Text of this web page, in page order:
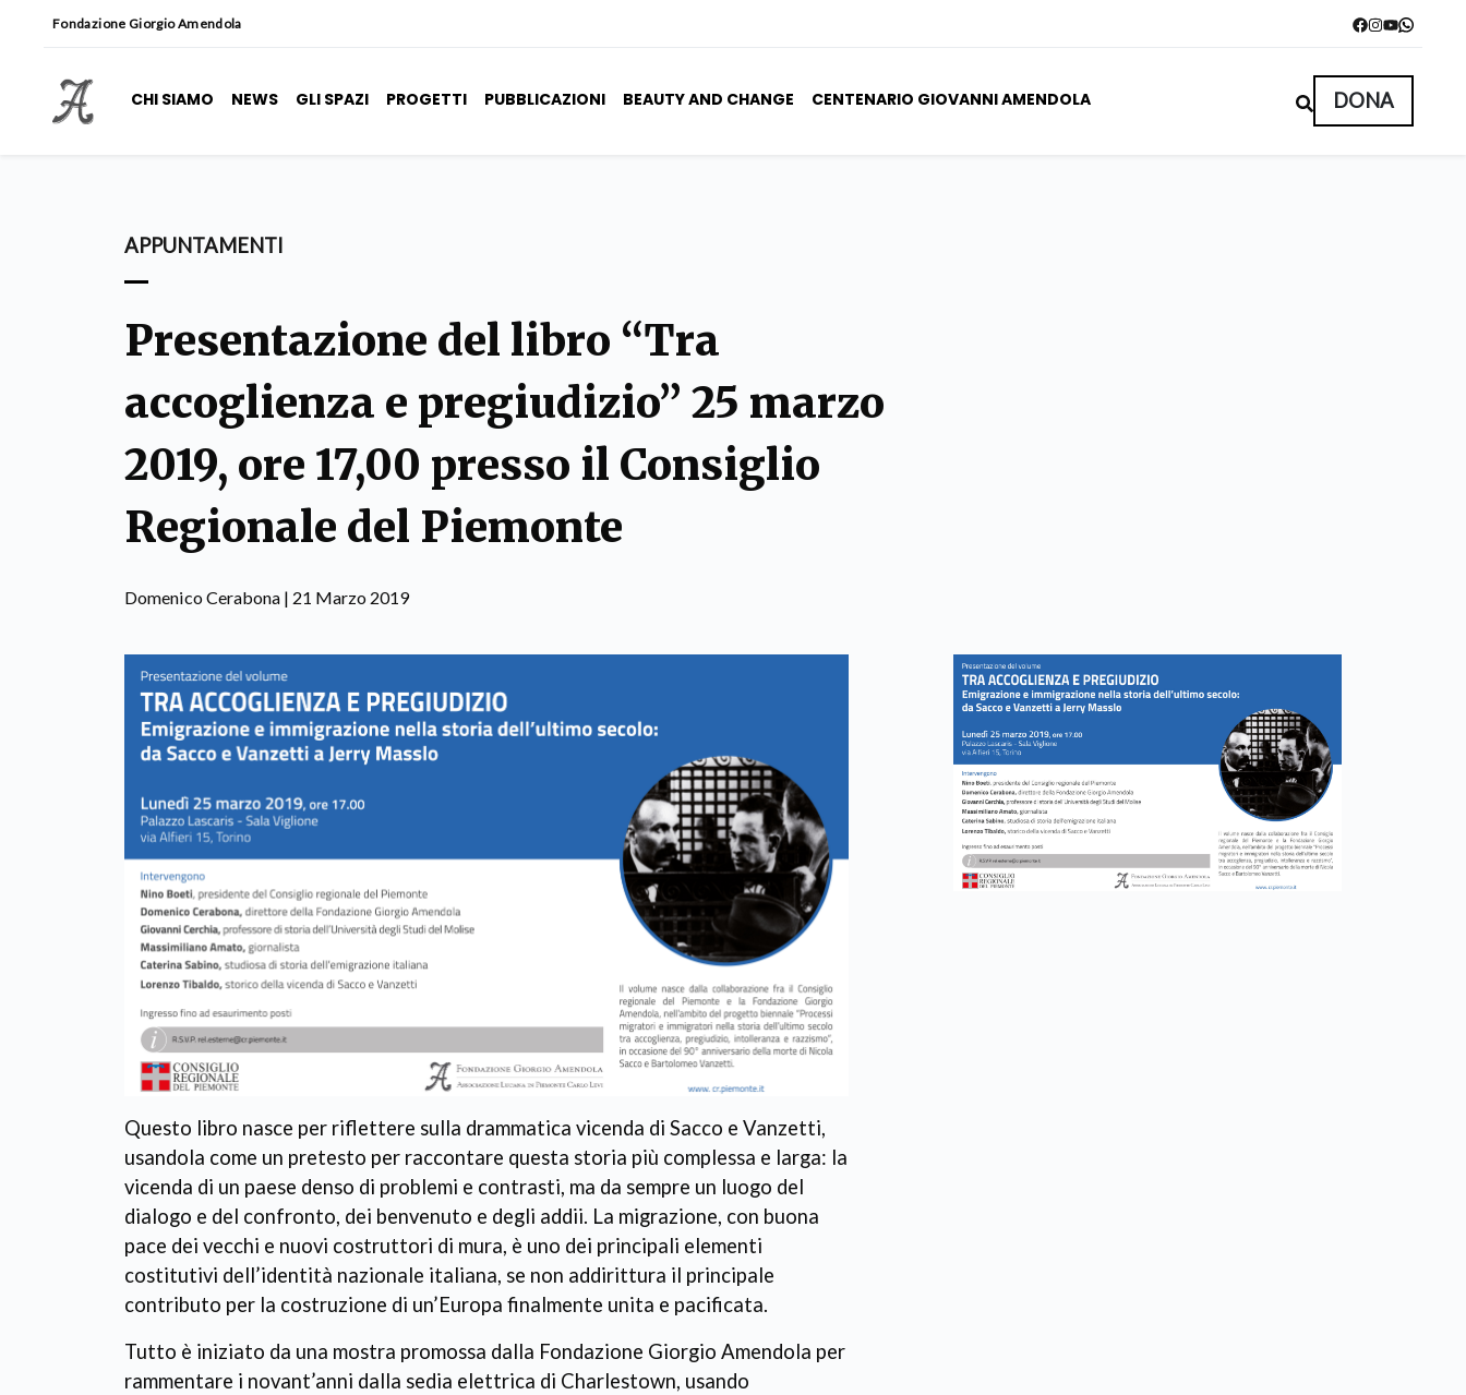
Fondazione Giorgio Amendola
CHI SIAMO NEWS GLI SPAZI PROGETTI PUBBLICAZIONI BEAUTY AND CHANGE CENTENARIO GIOVANNI AMENDOLA DONA
APPUNTAMENTI
Presentazione del libro “Tra
accoglienza e pregiudizio” 25 marzo
2019, ore 17,00 presso il Consiglio
Regionale del Piemonte
Domenico Cerabona | 21 Marzo 2019
Questo libro nasce per riflettere sulla drammatica vicenda di Sacco e Vanzetti,
usandola come un pretesto per raccontare questa storia più complessa e larga: la
vicenda di un paese denso di problemi e contrasti, ma da sempre un luogo del
dialogo e del confronto, dei benvenuto e degli addii. La migrazione, con buona
pace dei vecchi e nuovi costruttori di mura, è uno dei principali elementi
costitutivi dell’identità nazionale italiana, se non addirittura il principale
contributo per la costruzione di un’Europa finalmente unita e pacificata.
Tutto è iniziato da una mostra promossa dalla Fondazione Giorgio Amendola per
rammentare i novant’anni dalla sedia elettrica di Charlestown, usando